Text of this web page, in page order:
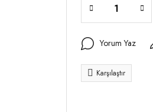
Yorum Yaz
Karşılaştır